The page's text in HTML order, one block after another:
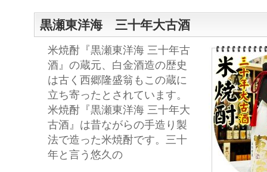
黒瀬東洋海 三十年大古酒
米焼酎『黒瀬東洋海 三十年古
酒』の蔵元、白金酒造の歴史
は古く西郷隆盛翁もこの蔵に
立ち寄ったとされています。
米焼酎『黒瀬東洋海 三十年大
古酒』は昔ながらの手造り製
法で造った米焼酎です。三十
年と言う悠久の